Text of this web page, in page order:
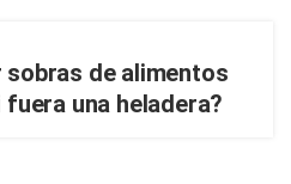
sobras de alimentos
una heladera?